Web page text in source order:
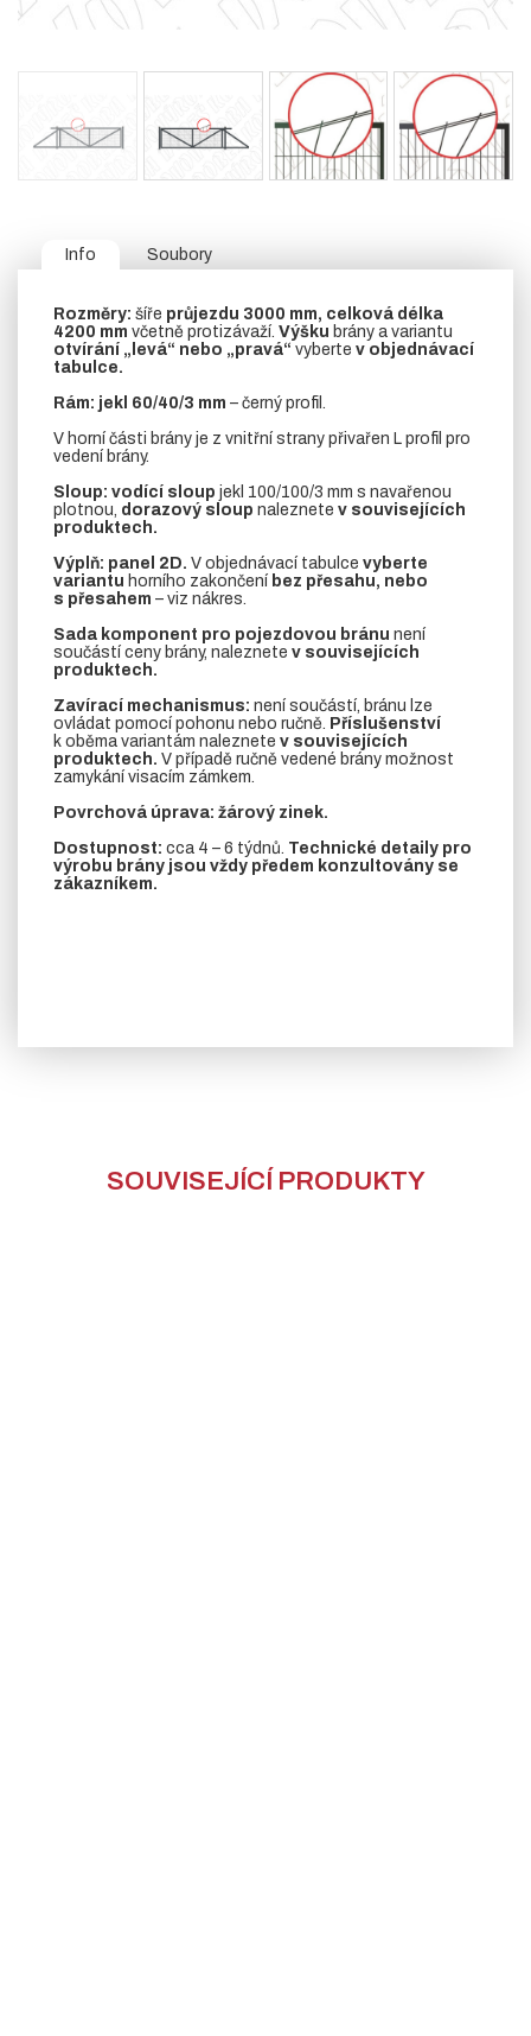
Info Soubory
Rozměry: šíře průjezdu 3000 mm, celková délka
4200 mm včetně protizávaží. Výšku brány a variantu
otvírání „levá“ nebo „pravá“ vyberte v objednávací
tabulce.
Rám: jekl 60/40/3 mm – černý profil.
V horní části brány je z vnitřní strany přivařen L profil pro
vedení brány.
Sloup: vodící sloup jekl 100/100/3 mm s navařenou
plotnou, dorazový sloup naleznete v souvisejících
produktech.
Výplň: panel 2D. V objednávací tabulce vyberte
variantu horního zakončení bez přesahu, nebo
s přesahem – viz nákres.
Sada komponent pro pojezdovou bránu není
součástí ceny brány, naleznete v souvisejících
produktech.
Zavírací mechanismus: není součástí, bránu lze
ovládat pomocí pohonu nebo ručně. Příslušenství
k oběma variantám naleznete v souvisejících
produktech. V případě ručně vedené brány možnost
zamykání visacím zámkem.
Povrchová úprava: žárový zinek.
Dostupnost: cca 4 – 6 týdnů. Technické detaily pro
výrobu brány jsou vždy předem konzultovány se
zákazníkem.
SOUVISEJÍCÍ PRODUKTY